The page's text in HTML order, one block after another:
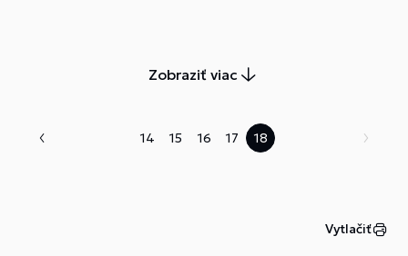
Zobraziť viac
14 15 16 17 18
Vytlačiť